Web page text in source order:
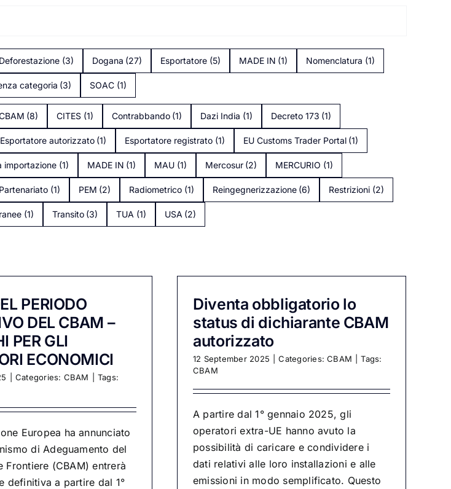
Deforestazione (3) Dogana (27) Esportatore (5) MADE IN (1) Nomenclatura (1)
categoria (3) SOAC (1)
(8) CITES (1) Contrabbando (1) Dazi India (1) Decreto 173 (1)
Esportatore autorizzato (1) Esportatore registrato (1) EU Customs Trader Portal (1)
importazione (1) MADE IN (1) MAU (1) Mercosur (2) MERCURIO (1)
Partenariato (1) PEM (2) Radiometrico (1) Reingegnerizzazione (6) Restrizioni (2)
(1) Transito (3) TUA (1) USA (2)
PERIODO
DEL CBAM –
PER GLI
ECONOMICI
Categories: CBAM
Tags:
Europea ha annunciato
di Adeguamento del
Frontiere (CBAM) entrerà
definitiva a partire dal 1°
Diventa obbligatorio lo
status di dichiarante CBAM
autorizzato
12 September 2025 Categories:CBAM
Tags:
CBAM
A partire dal 1° gennaio 2025, gli
operatori extra-UE hanno avuto la
possibilità di caricare e condividere i
dati relativi alle loro installazioni e alle
emissioni in modo semplificato. Questo